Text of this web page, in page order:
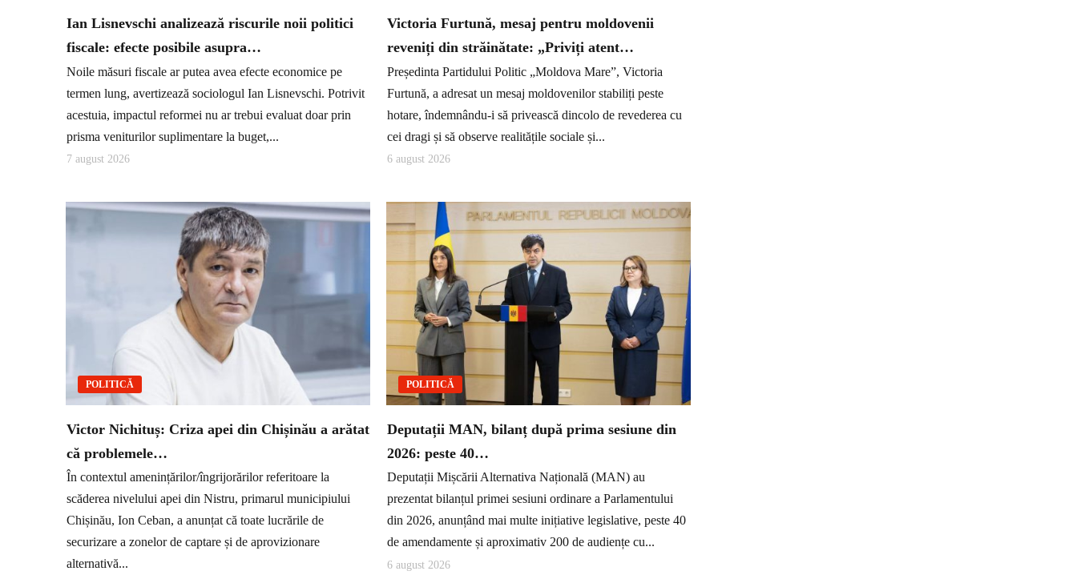
Ian Lisnevschi analizează riscurile noii politici
fiscale: efecte posibile asupra…
Noile măsuri fiscale ar putea avea efecte economice pe
termen lung, avertizează sociologul Ian Lisnevschi. Potrivit
acestuia, impactul reformei nu ar trebui evaluat doar prin
prisma veniturilor suplimentare la buget,...
7 august 2026
Victoria Furtună, mesaj pentru moldovenii
reveniți din străinătate: „Priviți atent…
Președinta Partidului Politic „Moldova Mare”, Victoria
Furtună, a adresat un mesaj moldovenilor stabiliți peste
hotare, îndemnându-i să privească dincolo de revederea cu
cei dragi și să observe realitățile sociale și...
6 august 2026
POLITICĂ
Victor Nichituș: Criza apei din Chișinău a arătat
că problemele…
În contextul amenințărilor/îngrijorărilor referitoare la
scăderea nivelului apei din Nistru, primarul municipiului
Chișinău, Ion Ceban, a anunțat că toate lucrările de
securizare a zonelor de captare și de aprovizionare
alternativă...
POLITICĂ
Deputații MAN, bilanț după prima sesiune din
2026: peste 40…
Deputații Mișcării Alternativa Națională (MAN) au
prezentat bilanțul primei sesiuni ordinare a Parlamentului
din 2026, anunțând mai multe inițiative legislative, peste 40
de amendamente și aproximativ 200 de audiențe cu...
6 august 2026